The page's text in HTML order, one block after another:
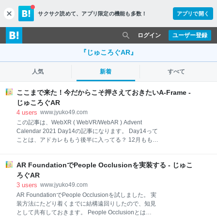
c
l
o
s
サクサク読めて、 アプリ限定の機能も多数！ アプリで開く
ユーザー登録
ログイン
『じゅころぐAR』
人気 新着 すべて
ここまで来た！今だからこそ押さえておきたいA-Frame -
じゅころぐAR
4 users www.jyuko49.com
この記事は、WebXR ( WebVR/WebAR ) Advent
Calendar 2021 Day14の記事になります。 Day14って
ことは、アドカレももう後半に入ってる？ 12月ももう
向 AR領域 VR領域 A-Frameの最新機能 WebAR対応 ハ
ンドトラッキング対応 A-Frameに関連する技術
Networked A-Frame（NAF） @pixiv/three-vrm A-
Frameの今後 あとがき 自己紹介 はじめましての方も
いるかと思いますので、少しだけ自己紹介を。
@jyuko（じゅこ）と言います。2年前にXR転職を行
AR FoundationでPeople Occlusionを実装する - じゅこ
ろぐAR
3 users www.jyuko49.com
AR FoundationでPeople Occlusionを試しました。 実
装方法にたどり着くまでに結構遠回りしたので、知見
として共有しておきます。 People Occlusionとは